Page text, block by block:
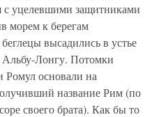
с уцелевшими защитниками
морем к берегам
высадились в устье
Альбу-Лонгу. Потомки
Ромул основали на
название Рим (по
своего брата). Как бы то